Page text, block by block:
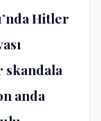
Hitler
skandala
anda